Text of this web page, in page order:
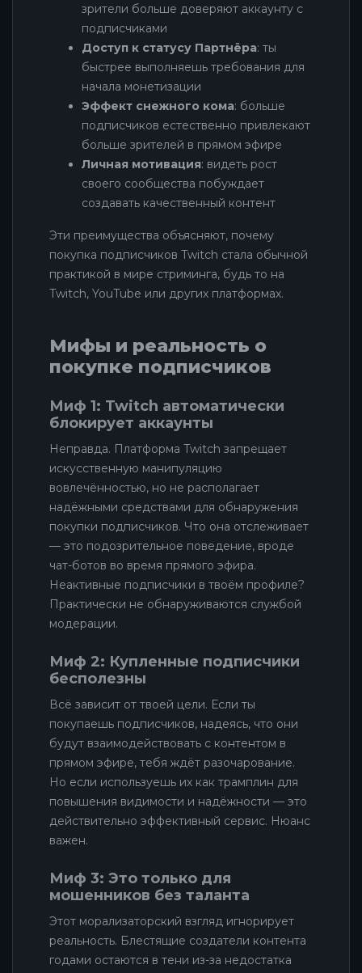
зрители больше доверяют аккаунту с
подписчиками
Доступ к статусу Партнёра: ты
быстрее выполняешь требования для
начала монетизации
Эффект снежного кома: больше
подписчиков естественно привлекают
больше зрителей в прямом эфире
Личная мотивация: видеть рост
своего сообщества побуждает
создавать качественный контент
Эти преимущества объясняют, почему
покупка подписчиков Twitch стала обычной
практикой в мире стриминга, будь то на
Twitch, YouTube или других платформах.
Мифы и реальность о
покупке подписчиков
Миф 1: Twitch автоматически
блокирует аккаунты
Неправда. Платформа Twitch запрещает
искусственную манипуляцию
вовлечённостью, но не располагает
надёжными средствами для обнаружения
покупки подписчиков. Что она отслеживает
— это подозрительное поведение, вроде
чат-ботов во время прямого эфира.
Неактивные подписчики в твоём профиле?
Практически не обнаруживаются службой
модерации.
Миф 2: Купленные подписчики
бесполезны
Всё зависит от твоей цели. Если ты
покупаешь подписчиков, надеясь, что они
будут взаимодействовать с контентом в
прямом эфире, тебя ждёт разочарование.
Но если используешь их как трамплин для
повышения видимости и надёжности — это
действительно эффективный сервис. Нюанс
важен.
Миф 3: Это только для
мошенников без таланта
Этот морализаторский взгляд игнорирует
реальность. Блестящие создатели контента
годами остаются в тени из-за недостатка